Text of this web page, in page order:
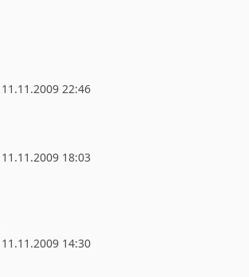
11.11.2009 22:46
11.11.2009 18:03
11.11.2009 14:30